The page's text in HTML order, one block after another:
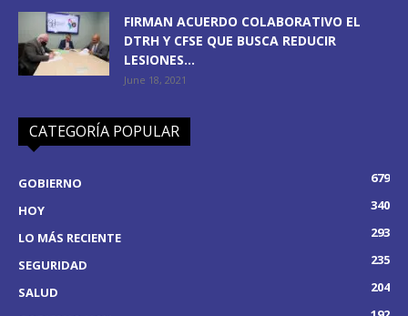
FIRMAN ACUERDO COLABORATIVO EL
DTRH Y CFSE QUE BUSCA REDUCIR
LESIONES...
June 18, 2021
CATEGORÍA POPULAR
GOBIERNO
679
HOY
340
LO MÁS RECIENTE
293
SEGURIDAD
235
SALUD
204